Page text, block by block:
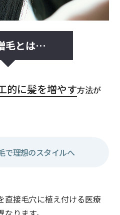
毛とは…
的に髪を増やす方法が
で理想のスタイルへ
直接毛穴に植え付ける医療